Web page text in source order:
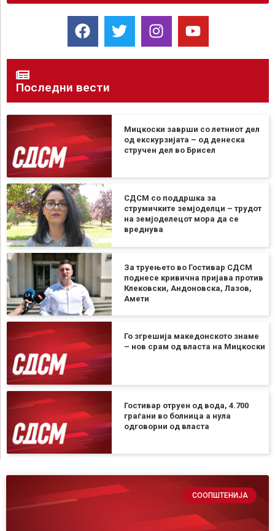
Последни вести
Мицкоски заврши со летниот дел
од екскурзијата – од денеска
стручен дел во Брисел
СДСМ со поддршка за
струмичките земјоделци – трудот
на земјоделецот мора да се
вреднува
За труењето во Гостивар СДСМ
поднесе кривична пријава против
Клековски, Андоновска, Лазов,
Амети
Го згрешија македонското знаме
– нов срам од власта на Мицкоски
Гостивар отруен од вода, 4.700
граѓани во болница а нула
одговорни од власта
СООПШТЕНИЈА